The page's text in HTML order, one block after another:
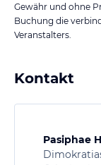
Gewähr und ohne
Buchung die
Veranstalters.
Kontakt
Pasiphae